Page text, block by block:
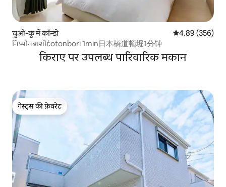
चुओ-कू में कॉन्डो औसत रेटिंग 5 में से
4.89 (356)
निप्पोनबाशीέotonbori 1min日本橋道顿堀1分钟
किराए पर उपलब्ध पारिवारिक मकान
गेस्ट्स की फ़ेवरेट
गेस्ट्स की फ़ेवरेट